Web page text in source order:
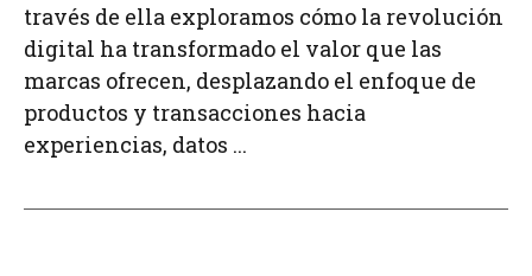
través de ella exploramos cómo la revolución
digital ha transformado el valor que las
marcas ofrecen, desplazando el enfoque de
productos y transacciones hacia
experiencias, datos ...